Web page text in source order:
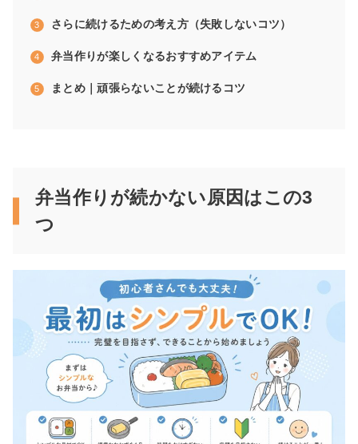
さらに続けるための考え方（失敗しないコツ）
弁当作りが楽しくなるおすすめアイテム
まとめ｜頑張らないことが続けるコツ
弁当作りが続かない原因はこの3
つ